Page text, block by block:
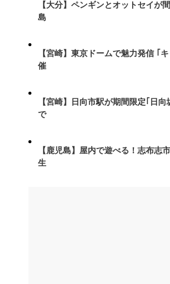
【大分】ペンギンとオットセイが
島
【宮崎】東京ドームで魅力発信 ｢
催
【宮崎】日向市駅が期間限定｢日向
で
【鹿児島】屋内で遊べる！志布志
生